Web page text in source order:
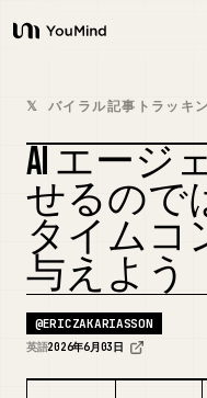
YouMind
概要
ユースケース
スキル
プロンプト
料金
𝕏 バイラル記事トラッキ
AI エージ
せるので
タイムコ
与えよう
@ERICZAKARIASSON
英語2026年6月03日